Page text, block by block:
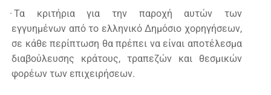
· Τα κριτήρια για την παροχή αυτών των
εγγυημένων από το ελληνικό Δημόσιο χορηγήσεων,
σε κάθε περίπτωση θα πρέπει να είναι αποτέλεσμα
διαβούλευσης κράτους, τραπεζών και θεσμικών
φορέων των επιχειρήσεων.